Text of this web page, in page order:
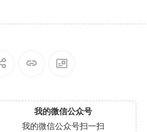
我的微信公众号
我的微信公众号扫一扫